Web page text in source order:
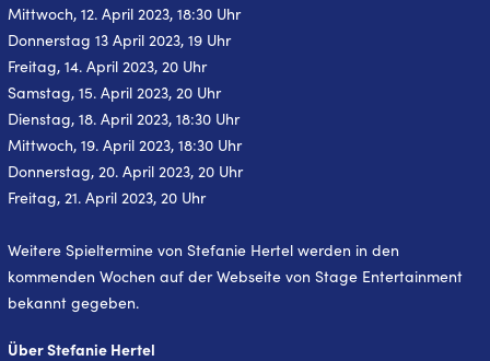
Mittwoch, 12. April 2023, 18:30 Uhr
Donnerstag 13 April 2023, 19 Uhr
Freitag, 14. April 2023, 20 Uhr
Samstag, 15. April 2023, 20 Uhr
Dienstag, 18. April 2023, 18:30 Uhr
Mittwoch, 19. April 2023, 18:30 Uhr
Donnerstag, 20. April 2023, 20 Uhr
Freitag, 21. April 2023, 20 Uhr
Weitere Spieltermine von Stefanie Hertel werden in den
kommenden Wochen auf der Webseite von Stage Entertainment
bekannt gegeben.
Über Stefanie Hertel